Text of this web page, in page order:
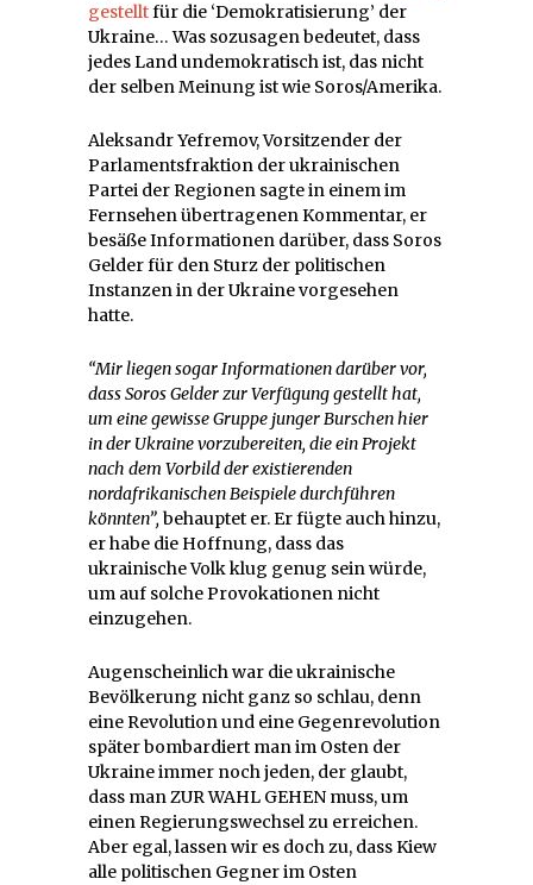
gestelltfür die ‘Demokratisierung’ der
Ukraine… Was sozusagen bedeutet, dass
jedes Land undemokratisch ist, das nicht
der selben Meinung ist wie Soros/Amerika.
Aleksandr Yefremov, Vorsitzender der
Parlamentsfraktion der ukrainischen
Partei der Regionen sagte in einem im
Fernsehen übertragenen Kommentar, er
besäße Informationen darüber, dass Soros
Gelder für den Sturz der politischen
Instanzen in der Ukraine vorgesehen
hatte.
“Mir liegen sogar Informationen darüber vor,
dass Soros Gelder zur Verfügung gestellt hat,
um eine gewisse Gruppe junger Burschen hier
in der Ukraine vorzubereiten, die ein Projekt
nach dem Vorbild der existierenden
nordafrikanischen Beispiele durchführen
könnten”, behauptet er. Er fügte auch hinzu,
er habe die Hoffnung, dass das
ukrainische Volk klug genug sein würde,
um auf solche Provokationen nicht
einzugehen.
Augenscheinlich war die ukrainische
Bevölkerung nicht ganz so schlau, denn
eine Revolution und eine Gegenrevolution
später bombardiert man im Osten der
Ukraine immer noch jeden, der glaubt,
dass man ZUR WAHL GEHEN muss, um
einen Regierungswechsel zu erreichen.
Aber egal, lassen wir es doch zu, dass Kiew
alle politischen Gegner im Osten